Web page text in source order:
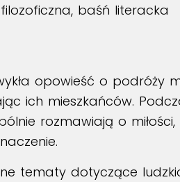
baśń literacka
opowieść o podróży
ich mieszkańców.
rozmawiają o
tematy dotyczące